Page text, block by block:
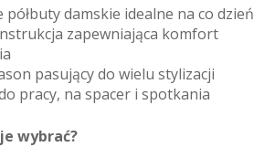
półbuty damskie idealne na co dzień
zapewniająca komfort
pasujący do wielu stylizacji
pracy, na spacer i spotkania
wybrać?